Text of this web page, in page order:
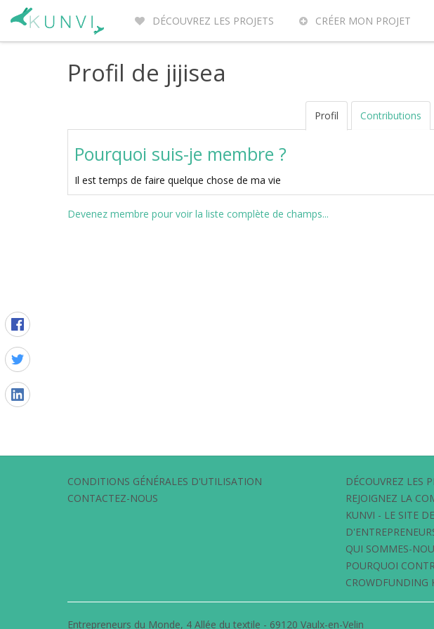
DÉCOUVREZ LES PROJETS CRÉER MON PROJET
ENTREPRENEURS DU MONDE
Profil de jijisea
Profil Contributions
Pourquoi suis-je membre ?
Il est temps de faire quelque chose de ma vie
Devenez membre pour voir la liste complète de champs...
CONDITIONS GÉNÉRALES D'UTILISATION
CONTACTEZ-NOUS
DÉCOUVREZ LES
REJOIGNEZ LA
KUNVI - LE SITE
QUI SOMMES-
POURQUOI
CROWDFUNDING
Entrepreneurs du Monde, 4 Allée du textile - 69120 Vaulx-en-Velin